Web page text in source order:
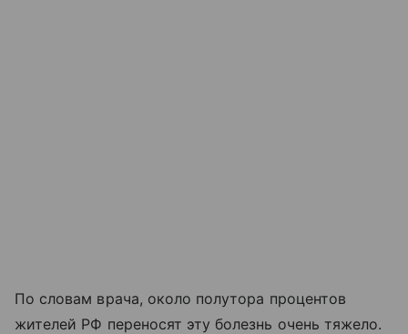
По словам врача, около полутора процентов
жителей РФ переносят эту болезнь очень тяжело.